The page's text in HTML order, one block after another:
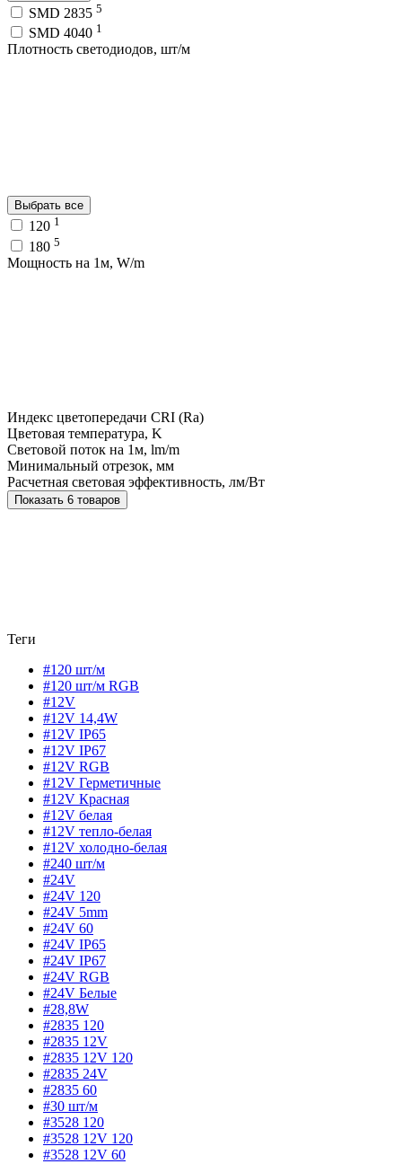
SMD 2835 5
SMD 4040 1
Плотность светодиодов, шт/м
Выбрать все
120 1
180 5
Мощность на 1м, W/m
Индекс цветопередачи CRI (Ra)
Цветовая температура, K
Световой поток на 1м, lm/m
Минимальный отрезок, мм
Расчетная световая эффективность, лм/Вт
Показать 6 товаров
Теги
#120 шт/м
#120 шт/м RGB
#12V
#12V 14,4W
#12V IP65
#12V IP67
#12V RGB
#12V Герметичные
#12V Красная
#12V белая
#12V тепло-белая
#12V холодно-белая
#240 шт/м
#24V
#24V 120
#24V 5mm
#24V 60
#24V IP65
#24V IP67
#24V RGB
#24V Белые
#28,8W
#2835 120
#2835 12V
#2835 12V 120
#2835 24V
#2835 60
#30 шт/м
#3528 120
#3528 12V 120
#3528 12V 60